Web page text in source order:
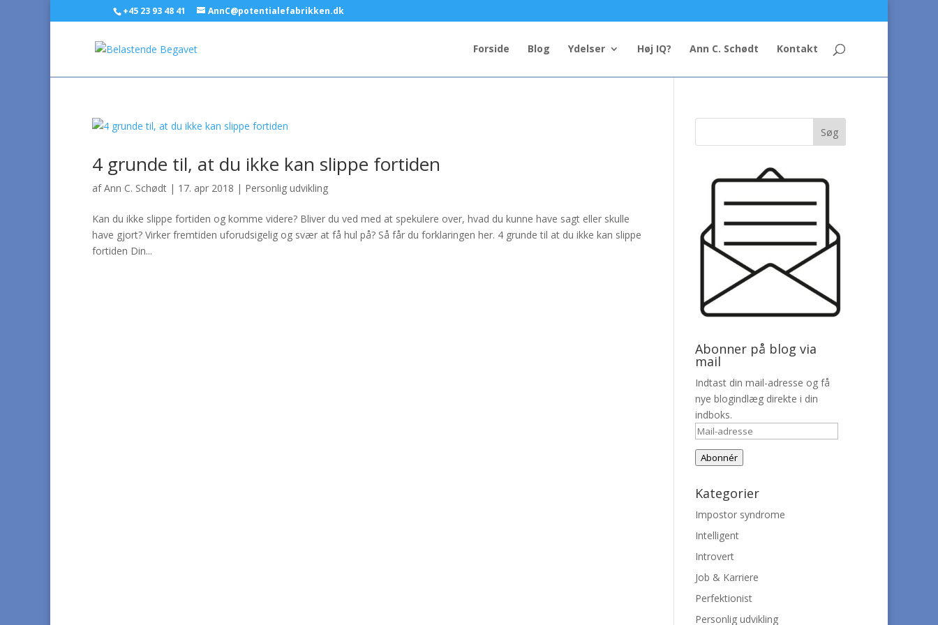
+45 23 93 48 41 AnnC@potentialefabrikken.dk
Forside Blog Ydelser Høj IQ? Ann C. Schødt Kontakt
4 grunde til, at du ikke kan slippe fortiden
afAnn C. Schødt | 17. apr 2018 | Personlig udvikling
Kan du ikke slippe fortiden og komme videre? Bliver du ved med at spekulere over, hvad du kunne have sagt eller skulle
have gjort? Virker fremtiden uforudsigelig og svær at få hul på? Så får du forklaringen her. 4 grunde til at du ikke kan slippe
fortiden Din...
Abonner på blog via
mail
Indtast din mail-adresse og få
nye blogindlæg direkte i din
indboks.
Mail-
Abonnér
Kategorier
Impostor syndrome
Intelligent
Introvert
Job & Karriere
Perfektionist
Personlig udvikling